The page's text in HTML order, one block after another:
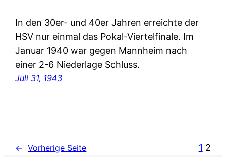
In den 30er- und 40er Jahren erreichte der
HSV nur einmal das Pokal-Viertelfinale. Im
Januar 1940 war gegen Mannheim nach
einer 2-6 Niederlage Schluss.
Juli 31, 1943
← Vorherige Seite 1 2